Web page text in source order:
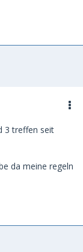
3 treffen seit
da meine regeln